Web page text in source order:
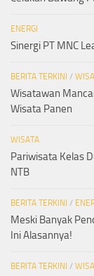
ENERGI
Sinergi PT MNC
BERITA TERKINI /
Wisatawan
Wisata Panen
WISATA
Pariwisata Kelas
NTB
BERITA TERKINI /
Meski Banyak
Ini Alasannya!
BERITA TERKINI /